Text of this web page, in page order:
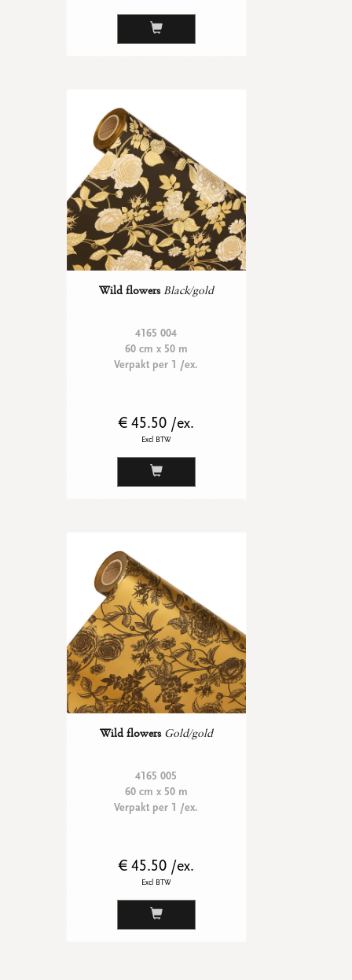
Wild flowers Black/gold
4165 004
60 cm x 50 m
Verpakt per 1 /ex.
€ 45.50 /ex.
Excl BTW
Wild flowers Gold/gold
4165 005
60 cm x 50 m
Verpakt per 1 /ex.
€ 45.50 /ex.
Excl BTW